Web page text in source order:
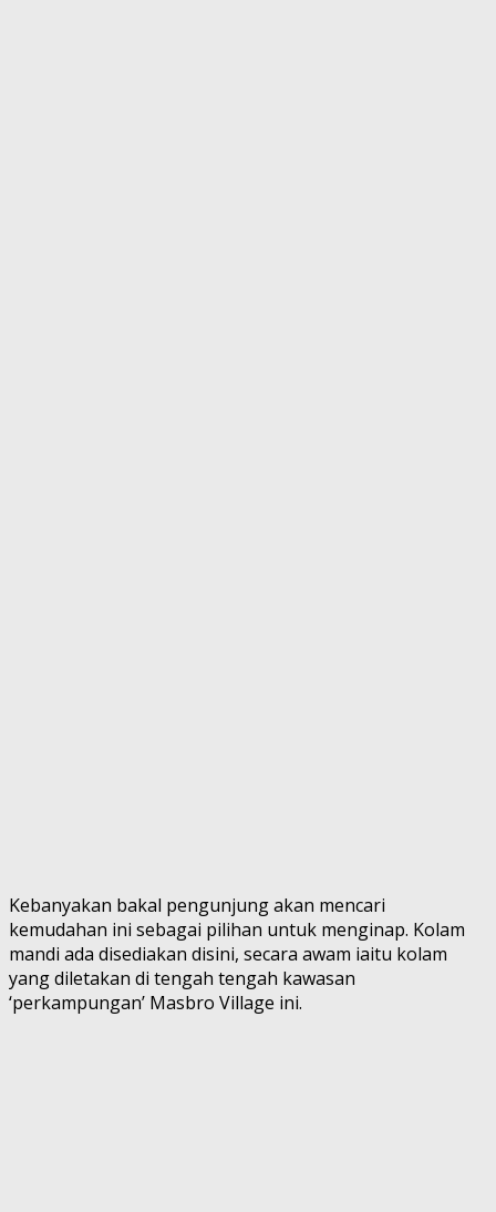
Kebanyakan bakal pengunjung akan mencari
kemudahan ini sebagai pilihan untuk menginap. Kolam
mandi ada disediakan disini, secara awam iaitu kolam
yang diletakan di tengah tengah kawasan
‘perkampungan’ Masbro Village ini.